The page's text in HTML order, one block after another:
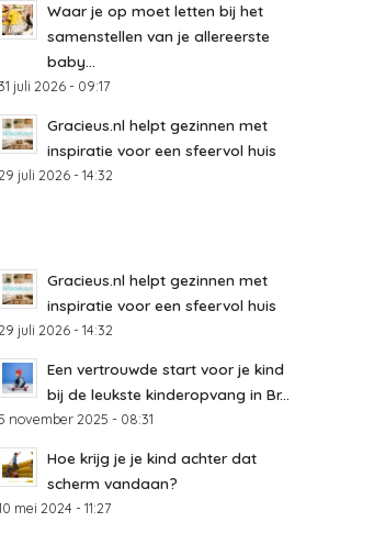
Waar je op moet letten bij het
samenstellen van je allereerste
baby...
juli 2026 - 09:17
Gracieus.nl helpt gezinnen met
inspiratie voor een sfeervol huis
juli 2026 - 14:32
Gracieus.nl helpt gezinnen met
inspiratie voor een sfeervol huis
juli 2026 - 14:32
Een vertrouwde start voor je kind
bij de leukste kinderopvang in Br...
november 2025 - 08:31
Hoe krijg je je kind achter dat
scherm vandaan?
mei 2024 - 11:27